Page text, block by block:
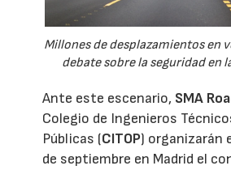
Millones de desplazamientos en
debate sobre la seguridad en
Ante este escenario, SMA
Colegio de Ingenieros
Públicas (CITOP) organizarán
de septiembre en Madrid el